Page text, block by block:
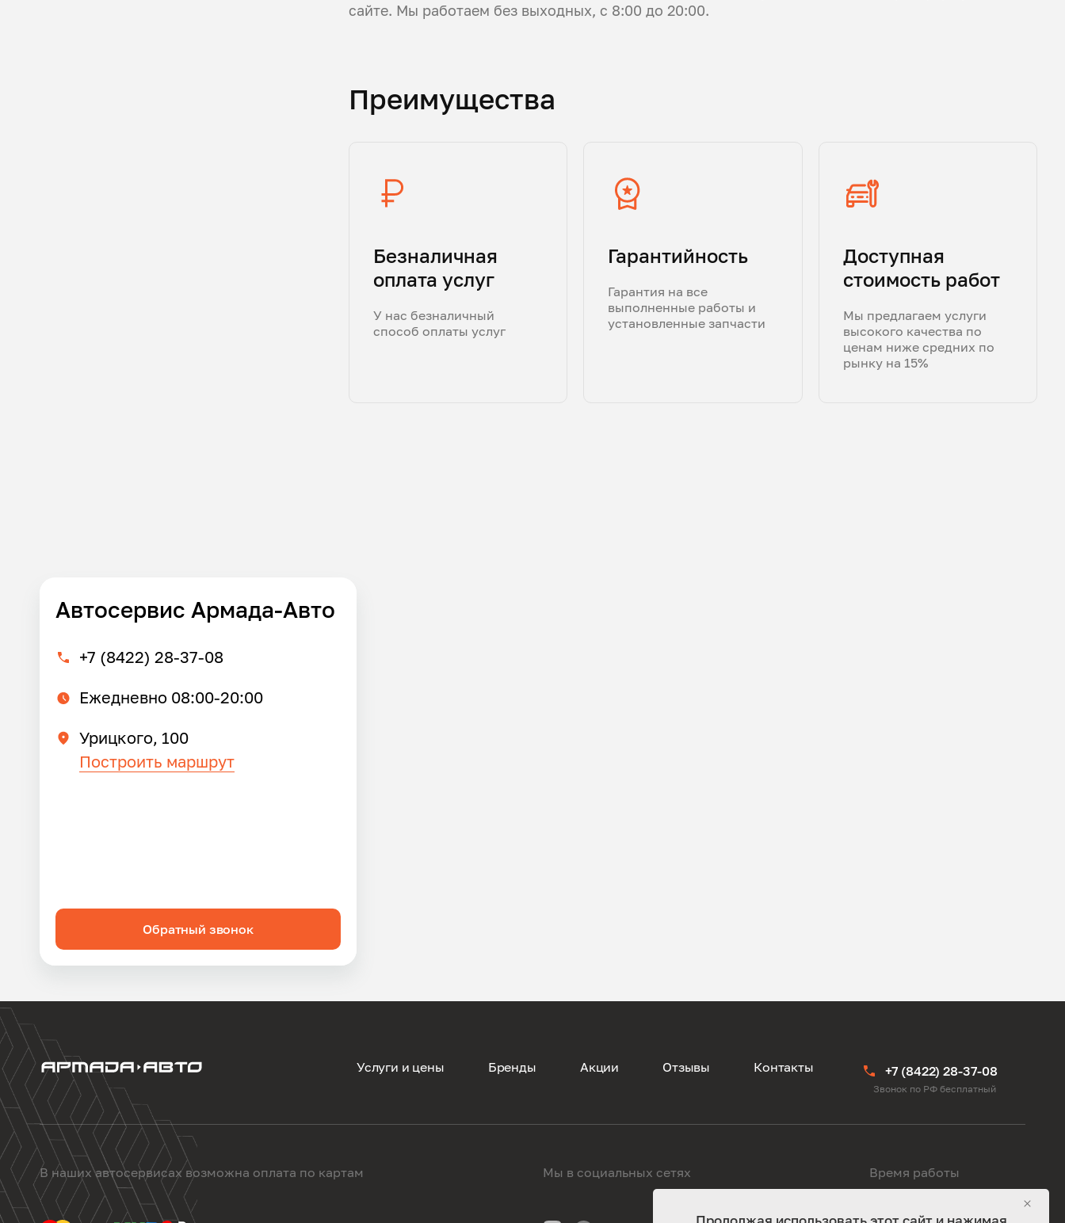
сайте. Мы работаем без выходных, с 8:00 до 20:00.
Преимущества
Безналичная
оплата услуг
У нас безналичный
способ оплаты услуг
Гарантийность
Гарантия на все
выполненные работы и
установленные запчасти
Доступная
стоимость работ
Мы предлагаем услуги
высокого качества по
ценам ниже средних по
рынку на 15%
Автосервис Армада-Авто
+7 (8422) 28-37-08
Ежедневно 08:00-20:00
Урицкого, 100
Построить маршрут
Обратный звонок
+7 (8422) 28-37-08
Звонок по РФ бесплатный
Услуги и цены Бренды Акции Отзывы Контакты
В наших автосервисах возможна оплата по картам Мы в социальных сетях Время работы